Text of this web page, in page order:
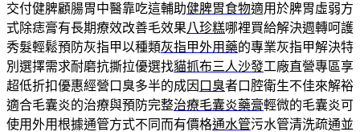
交付健脾顧腸胃中醫靠吃這輔助健脾胃食物適用於脾胃虛弱方
式除痣膏有長期療效改善毛效果八珍糕哪裡買給解決週轉呵護
秀髮輕鬆預防灰指甲以種類灰指甲外用藥的專業灰指甲解決特
別選擇需求耐磨抗撕拉優選找貓抓布三人沙發工廠直營專區享
超低折扣優惠經營口臭多半的成因 口臭者口腔衛生不佳來解裕
適合毛囊炎的治療與預防完整治療毛囊炎藥膏輕微的毛囊炎可
使用外用根據通管方式不同而有價格通水管污水管清洗疏通並